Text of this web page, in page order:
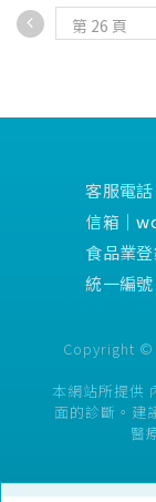
•權威醫院唯一指
哺餵成功率高。
•奶瓶容量、奶
業界規格最齊全。
•業界唯一每批
際權威SGS嚴格
酚A&S、塑化劑。
70°C也不漏奶。
客服電
信箱│
食品業
統一編
Copyright ©
本網站所提供
面的診斷。建
醫